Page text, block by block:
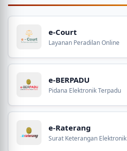
e-Court
Layanan Peradilan Online
e-BERPADU
Pidana Elektronik Terpadu
e-Raterang
Surat Keterangan Elektronik